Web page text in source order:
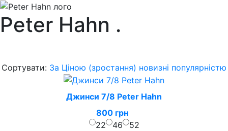
Peter Hahn .
Сортувати: За Ціною (зростання) новизні популярністю
Джинси 7/8 Peter Hahn
800 грн
22
46 52